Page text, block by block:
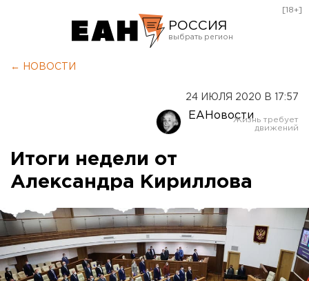
РОССИЯ
Оренбург
[18+]
← НОВОСТИ
24 ИЮЛЯ 2020 В 17:57
ЕАНовости
Итоги недели от
Александра Кириллова